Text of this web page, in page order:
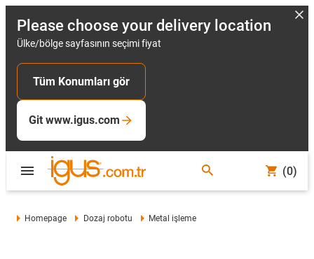
Please choose your delivery location
Ülke/bölge sayfasının seçimi fiyat
Tüm Konumları gör
Git www.igus.com
(0)
Homepage Dozaj robotu Metal işleme